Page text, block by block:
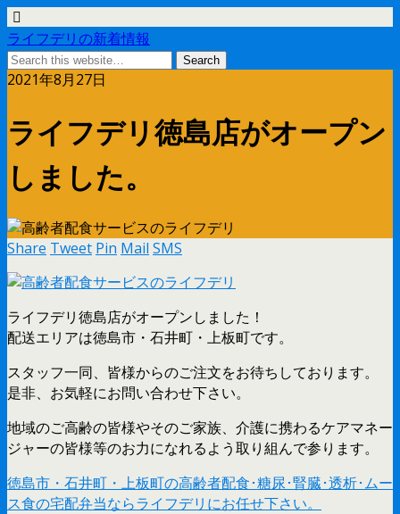
ライフデリの新着情報
2021年8月27日
ライフデリ徳島店がオープン
しました。
Share Tweet Pin Mail SMS
ライフデリ徳島店がオープンしました！
配送エリアは徳島市・石井町・上板町です。
スタッフ一同、皆様からのご注文をお待ちしております。
是非、お気軽にお問い合わせ下さい。
地域のご高齢の皆様やそのご家族、介護に携わるケアマネー
ジャーの皆様等のお力になれるよう取り組んで参ります。
徳島市・石井町・上板町の高齢者配食･糖尿･腎臓･透析･ムー
ス食の宅配弁当ならライフデリにお任せ下さい。